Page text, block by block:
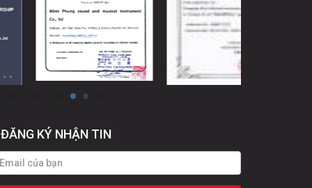
ĐĂNG KÝ NHẬN TIN